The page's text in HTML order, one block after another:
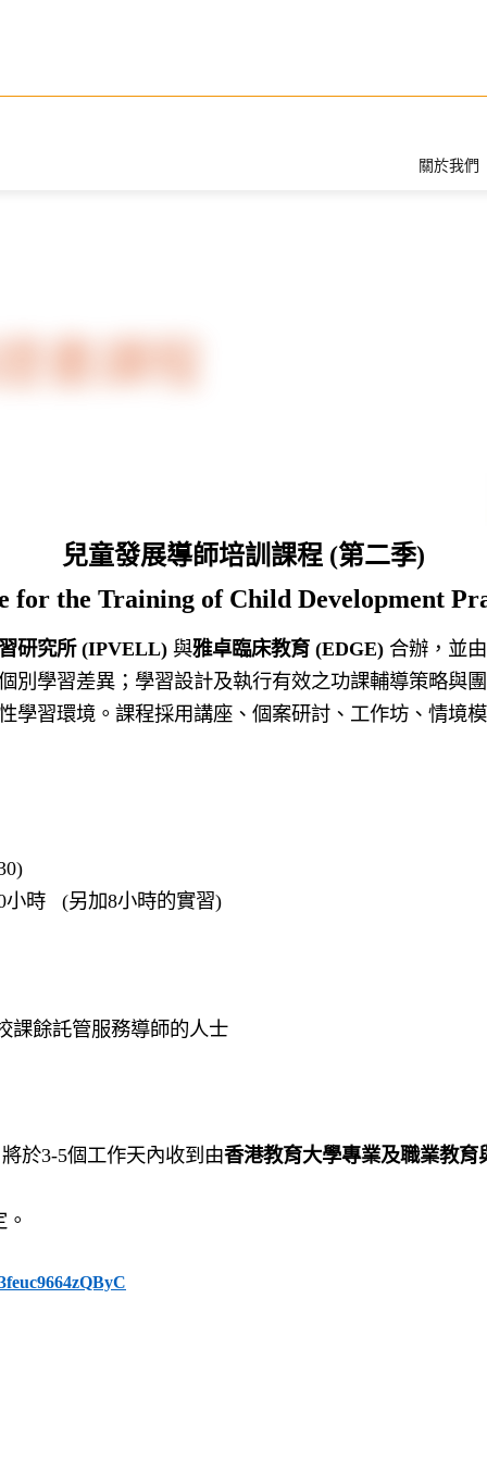
關於我們
書課程
兒童發展導師培訓課程 (第二季)
for the Training of Child Development
研究所(IPVELL) 與雅卓臨床教育 (EDGE) 合辦，並由
別學習差異；學習設計及執行有效之功課輔導策略與
學習環境。課程採用講座、個案研討、工作坊、情境
小時 (另加8小時的實習)
課餘託管服務導師的人士
將於3-5個工作天內收到由香港教育大學專業及職業教育